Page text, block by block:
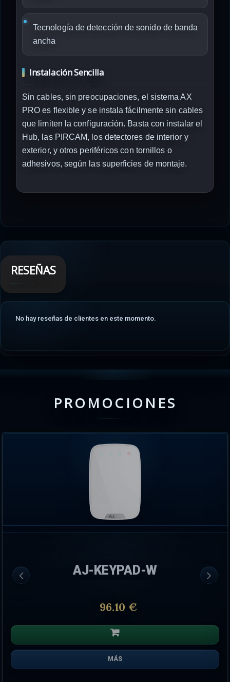
Tecnología de detección de sonido de banda
ancha
Instalación Sencilla
Sin cables, sin preocupaciones, el sistema AX
PRO es flexible y se instala fácilmente sin cables
que limiten la configuración. Basta con instalar el
Hub, las PIRCAM, los detectores de interior y
exterior, y otros periféricos con tornillos o
adhesivos, según las superficies de montaje.
RESEÑAS
No hay reseñas de clientes en este momento.
PROMOCIONES
CPE210
36.19 € 51.71 €
MÁS